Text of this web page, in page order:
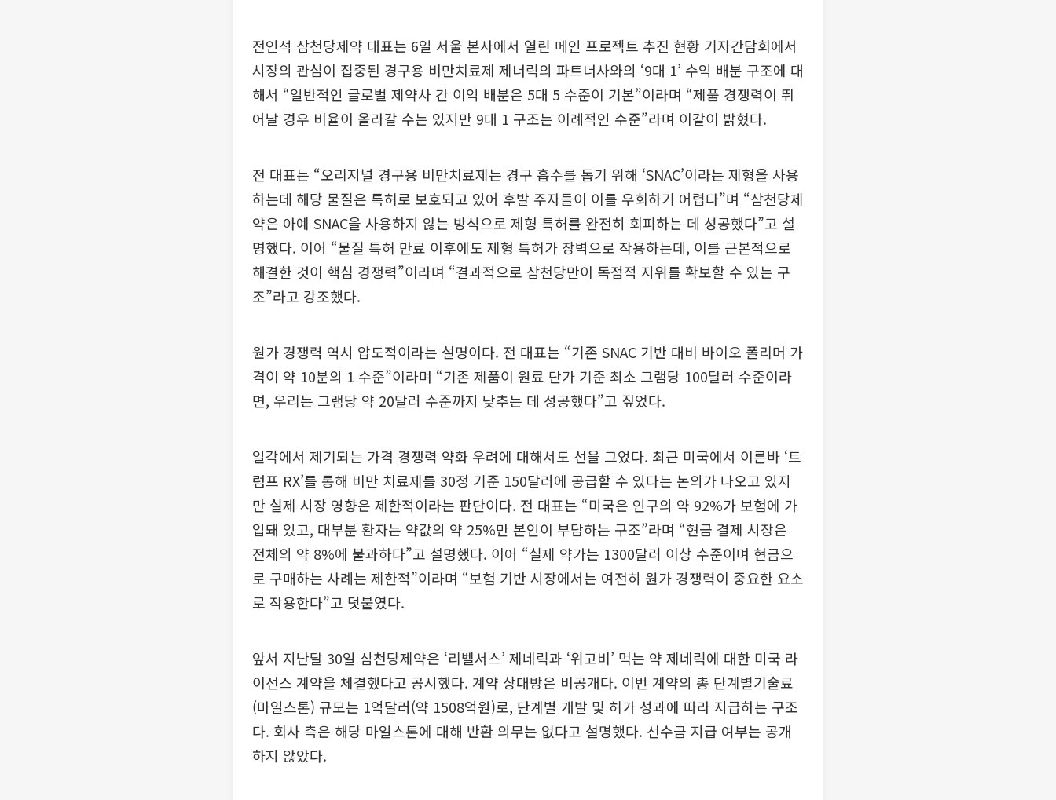
전인석 삼천당제약 대표는 6일 서울 본사에서 열린 메인 프로젝트 추진 현황 기자간담회에서
시장의 관심이 집중된 경구용 비만치료제 제너릭의 파트너사와의 ‘9대 1’ 수익 배분 구조에 대
해서 “일반적인 글로벌 제약사 간 이익 배분은 5대 5 수준이 기본”이라며 “제품 경쟁력이 뛰
어날 경우 비율이 올라갈 수는 있지만 9대 1 구조는 이례적인 수준”라며 이같이 밝혔다.
전 대표는 “오리지널 경구용 비만치료제는 경구 흡수를 돕기 위해 ‘SNAC’이라는 제형을 사용
하는데 해당 물질은 특허로 보호되고 있어 후발 주자들이 이를 우회하기 어렵다”며 “삼천당제
약은 아예 SNAC을 사용하지 않는 방식으로 제형 특허를 완전히 회피하는 데 성공했다”고 설
명했다. 이어 “물질 특허 만료 이후에도 제형 특허가 장벽으로 작용하는데, 이를 근본적으로
해결한 것이 핵심 경쟁력”이라며 “결과적으로 삼천당만이 독점적 지위를 확보할 수 있는 구
조”라고 강조했다.
원가 경쟁력 역시 압도적이라는 설명이다. 전 대표는 “기존 SNAC 기반 대비 바이오 폴리머 가
격이 약 10분의 1 수준”이라며 “기존 제품이 원료 단가 기준 최소 그램당 100달러 수준이라
면, 우리는 그램당 약 20달러 수준까지 낮추는 데 성공했다”고 짚었다.
일각에서 제기되는 가격 경쟁력 약화 우려에 대해서도 선을 그었다. 최근 미국에서 이른바 ‘트
럼프 RX’를 통해 비만 치료제를 30정 기준 150달러에 공급할 수 있다는 논의가 나오고 있지
만 실제 시장 영향은 제한적이라는 판단이다. 전 대표는 “미국은 인구의 약 92%가 보험에 가
입돼 있고, 대부분 환자는 약값의 약 25%만 본인이 부담하는 구조”라며 “현금 결제 시장은
전체의 약 8%에 불과하다”고 설명했다. 이어 “실제 약가는 1300달러 이상 수준이며 현금으
로 구매하는 사례는 제한적”이라며 “보험 기반 시장에서는 여전히 원가 경쟁력이 중요한 요소
로 작용한다”고 덧붙였다.
앞서 지난달 30일 삼천당제약은 ‘리벨서스’ 제네릭과 ‘위고비’ 먹는 약 제네릭에 대한 미국 라
이선스 계약을 체결했다고 공시했다. 계약 상대방은 비공개다. 이번 계약의 총 단계별기술료
(마일스톤) 규모는 1억달러(약 1508억원)로, 단계별 개발 및 허가 성과에 따라 지급하는 구조
다. 회사 측은 해당 마일스톤에 대해 반환 의무는 없다고 설명했다. 선수금 지급 여부는 공개
하지 않았다.